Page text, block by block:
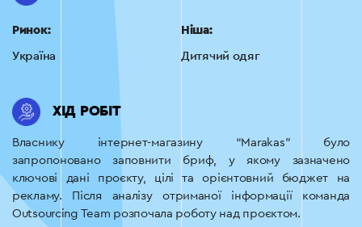
Ринок:
Україна
Ніша:
Дитячий одяг
ХІД РОБІТ
Власнику інтернет-магазину “Marakas” було
запропоновано заповнити бриф, у якому зазначено
ключові дані проєкту, цілі та орієнтовний бюджет на
рекламу. Після аналізу отриманої інформації команда
Outsourcing Team розпочала роботу над проєктом.